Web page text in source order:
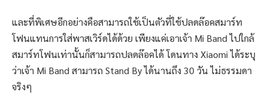
และที่พิเศษอีกอย่างคือสามารถใช้เป็นตัวที่ใช้ปลดล๊อคสมาร์ท
โฟนแทนการใส่พาสเวิร์ดได้ด้วย เพียงแค่เอาเจ้า Mi Band ไปใกล้
สมาร์ทโฟนเท่านั้นก็สามารถปลดล๊อคได้ โดนทาง Xiaomi ได้ระบุ
ว่าเจ้า Mi Band สามารถ Stand By ได้นานถึง 30 วัน ไม่ธรรมดา
จริงๆ